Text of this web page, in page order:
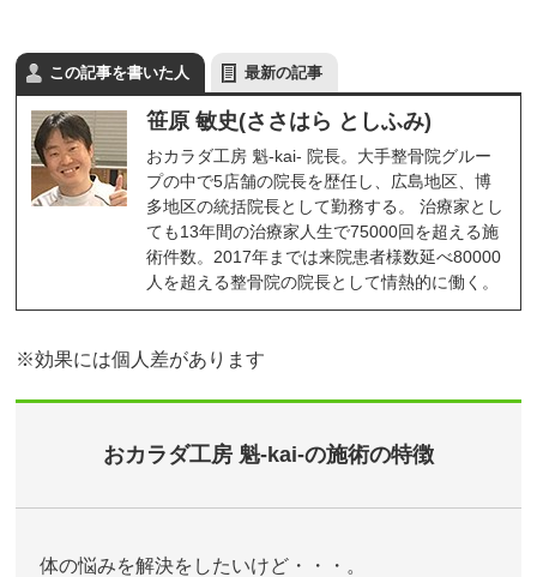
この記事を書いた人 最新の記事
笹原 敏史(ささはら としふみ)
おカラダ工房 魁-kai- 院長。大手整骨院グルー
プの中で5店舗の院長を歴任し、広島地区、博
多地区の統括院長として勤務する。 治療家とし
ても13年間の治療家人生で75000回を超える施
術件数。2017年までは来院患者様数延べ80000
人を超える整骨院の院長として情熱的に働く。
※効果には個人差があります
おカラダ工房 魁-kai-の施術の特徴
体の悩みを解決をしたいけど・・・。